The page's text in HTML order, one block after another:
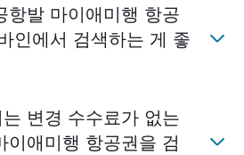
항​발 마이애미​행 항공
인​에서 검색하는 게 좋
변경 수수료가 없는
이애미​행 항공권을 검